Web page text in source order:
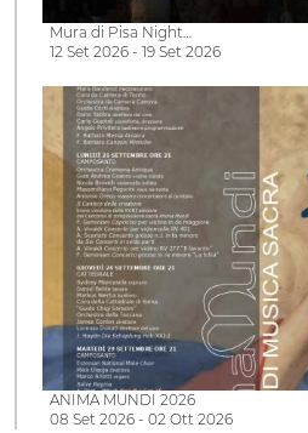
Mura di Pisa Night…
12 Set 2026 - 19 Set 2026
ANIMA MUNDI 2026
08 Set 2026 - 02 Ott 2026